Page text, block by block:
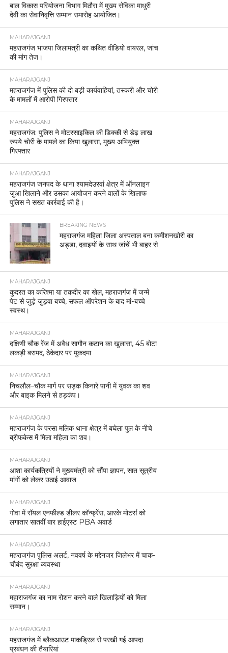
बाल विकास परियोजना विभाग मिठौरा में मुख्य सेविका माधुरी
देवी का सेवानिवृत्ति सम्मान समारोह आयोजित।
MAHARAJGANJ
महराजगंज भाजपा जिलामंत्री का कथित वीडियो वायरल, जांच
की मांग तेज।
MAHARAJGANJ
महराजगंज में पुलिस की दो बड़ी कार्यवाहियां, तस्करी और चोरी
के मामलों में आरोपी गिरफ्तार
MAHARAJGANJ
महराजगंज: पुलिस ने मोटरसाइकिल की डिक्की से डेढ़ लाख
रुपये चोरी के मामले का किया खुलासा, मुख्य अभियुक्त
गिरफ्तार
MAHARAJGANJ
महराजगंज जनपद के थाना श्यामदेउरवां क्षेत्र में ऑनलाइन
जुआ खिलाने और उसका आयोजन करने वालों के खिलाफ
पुलिस ने सख्त कार्रवाई की है।
BREAKING NEWS
महराजगंज महिला जिला अस्पताल बना कमीशनखोरी का
अड्डा, दवाइयों के साथ जांचें भी बाहर से
MAHARAJGANJ
कुदरत का करिश्मा या तक़दीर का खेल, महराजगंज में जन्मे
पेट से जुड़े जुड़वा बच्चे, सफल ऑपरेशन के बाद मां-बच्चे
स्वस्थ।
MAHARAJGANJ
दक्षिणी चौक रेंज में अवैध सागौन कटान का खुलासा, 45 बोटा
लकड़ी बरामद, ठेकेदार पर मुकदमा
MAHARAJGANJ
निचलौल–चौक मार्ग पर सड़क किनारे पानी में युवक का शव
और बाइक मिलने से हड़कंप।
MAHARAJGANJ
महराजगंज के परसा मलिक थाना क्षेत्र में बघेला पुल के नीचे
ब्रीफकेस में मिला महिला का शव।
MAHARAJGANJ
आशा कार्यकत्रियों ने मुख्यमंत्री को सौंपा ज्ञापन, सात सूत्रीय
मांगों को लेकर उठाई आवाज
MAHARAJGANJ
गोवा में रॉयल एनफील्ड डीलर कॉन्फ्रेंस, आरके मोटर्स को
लगातार सातवीं बार हाईएस्ट PBA अवार्ड
MAHARAJGANJ
महराजगंज पुलिस अलर्ट, नववर्ष के मद्देनजर जिलेभर में चाक-
चौबंद सुरक्षा व्यवस्था
MAHARAJGANJ
महाराजगंज का नाम रोशन करने वाले खिलाड़ियों को मिला
सम्मान।
MAHARAJGANJ
महराजगंज में ब्लैकआउट माकड्रिल से परखी गई आपदा
प्रबंधन की तैयारियां